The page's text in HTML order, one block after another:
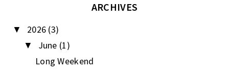
ARCHIVES
▼ 2026 (3)
▼ June (1)
Long Weekend